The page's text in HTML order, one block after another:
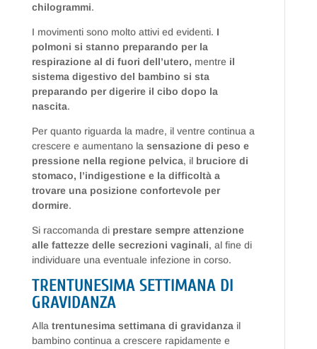
chilogrammi.
I movimenti sono molto attivi ed evidenti. I
polmoni si stanno preparando per la
respirazione al di fuori dell’utero, mentre il
sistema digestivo del bambino si sta
preparando per digerire il cibo dopo la
nascita.
Per quanto riguarda la madre, il ventre continua a
crescere e aumentano la sensazione di peso e
pressione nella regione pelvica, ilbruciore di
stomaco, l’indigestione e la difficoltà a
trovare una posizione confortevole per
dormire.
Si raccomanda di prestare sempre attenzione
alle fattezze delle secrezioni vaginali, al fine di
individuare una eventuale infezione in corso.
TRENTUNESIMA SETTIMANA DI
GRAVIDANZA
Alla trentunesima settimana di gravidanzail
bambino continua a crescere rapidamente e